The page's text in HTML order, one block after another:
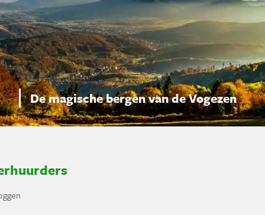
De magische bergen van de Vogezen